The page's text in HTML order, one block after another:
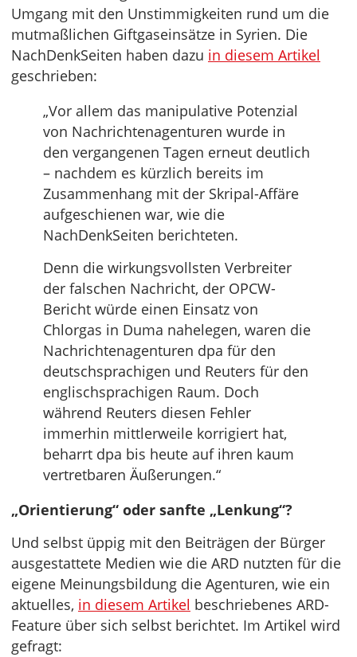
Umgang mit den Unstimmigkeiten rund um die
mutmaßlichen Giftgaseinsätze in Syrien. Die
NachDenkSeiten haben dazu in diesem Artikel
geschrieben:
„Vor allem das manipulative Potenzial
von Nachrichtenagenturen wurde in
den vergangenen Tagen erneut deutlich
– nachdem es kürzlich bereits im
Zusammenhang mit der Skripal-Affäre
aufgeschienen war, wie die
NachDenkSeiten berichteten.
Denn die wirkungsvollsten Verbreiter
der falschen Nachricht, der OPCW-
Bericht würde einen Einsatz von
Chlorgas in Duma nahelegen, waren die
Nachrichtenagenturen dpa für den
deutschsprachigen und Reuters für den
englischsprachigen Raum. Doch
während Reuters diesen Fehler
immerhin mittlerweile korrigiert hat,
beharrt dpa bis heute auf ihren kaum
vertretbaren Äußerungen.“
„Orientierung“ oder sanfte „Lenkung“?
Und selbst üppig mit den Beiträgen der Bürger
ausgestattete Medien wie die ARD nutzten für die
eigene Meinungsbildung die Agenturen, wie ein
aktuelles, in diesem Artikel beschriebenes ARD-
Feature über sich selbst berichtet. Im Artikel wird
gefragt: